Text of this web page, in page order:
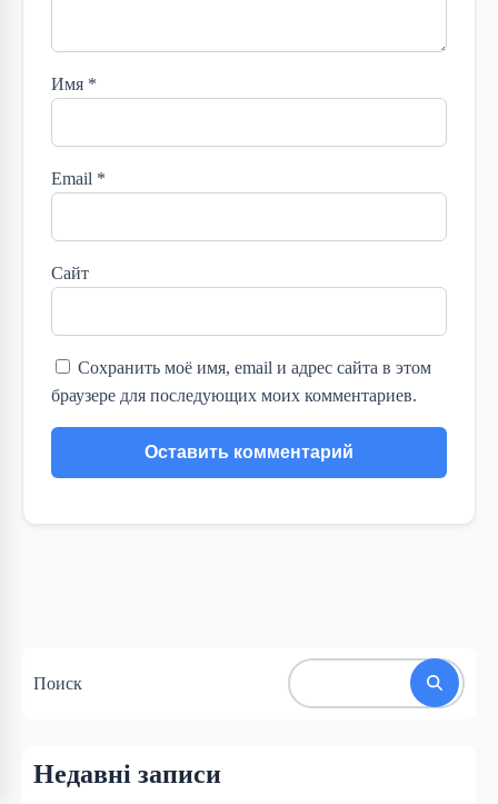
Имя *
Email *
Сайт
Сохранить моё имя, email и адрес сайта в этом
браузере для последующих моих комментариев.
Поиск
Недавні записи